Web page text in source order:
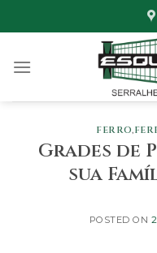
to
FERRO,
Grades de
sua
POSTED ON